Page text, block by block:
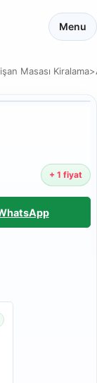
Menu
Masası Kiralama>
+ 1 fiyat